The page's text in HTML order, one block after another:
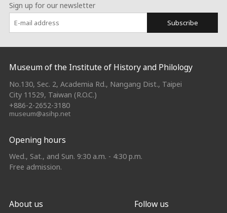
Sign up for our newsletter
Subscribe
:::
Museum of the Institute of History and Philology
No.130, Sec. 2, Academia Rd., Nangang Dist., Taipei
City 11529, Taiwan (R.O.C.)
+886-2-2652-3180
museum@asihp.net
Opening hours
Wed., Sat., and Sun. 9:30 a.m. - 4:30 p.m.
Free admission.
About us Follow us